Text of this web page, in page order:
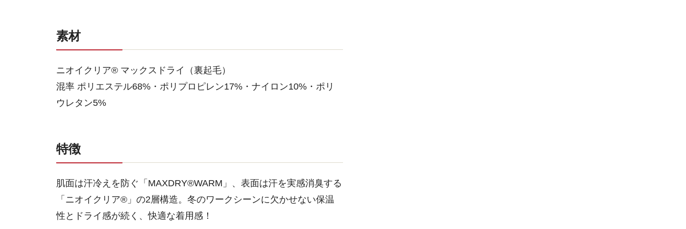
素材
ニオイクリア® マックスドライ（裏起毛）
混率 ポリエステル68%・ポリプロピレン17%・ナイロン10%・ポリ
ウレタン5%
特徴
肌面は汗冷えを防ぐ「MAXDRY®WARM」、表面は汗を実感消臭する
「ニオイクリア®」の2層構造。冬のワークシーンに欠かせない保温
性とドライ感が続く、快適な着用感！